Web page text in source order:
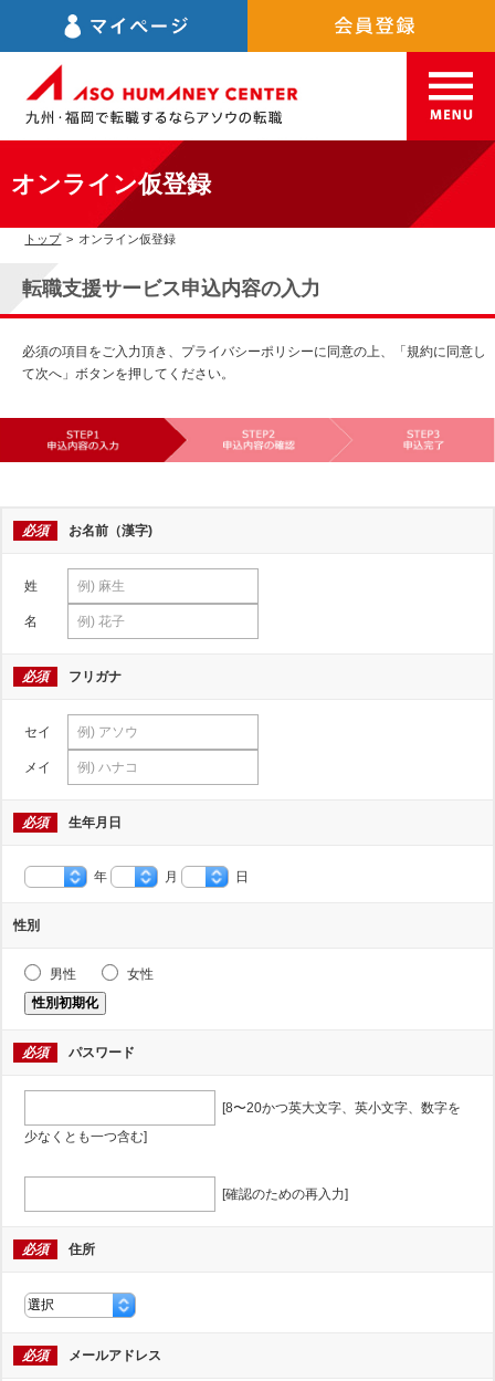
オンライン仮登録
トップ > オンライン仮登録
転職支援サービス申込内容の入力
必須の項目をご入力頂き、プライバシーポリシーに同意の上、「規約に同意し
て次へ」ボタンを押してください。
必須 お名前（漢字)
姓
名
必須 フリガナ
セイ
メイ
必須 生年月日
年 月 日
性別
男性
女性
性別初期化
必須 パスワード
[8〜20かつ英大文字、英小文字、数字を
少なくとも一つ含む]
[確認のための再入力]
必須 住所
必須 メールアドレス